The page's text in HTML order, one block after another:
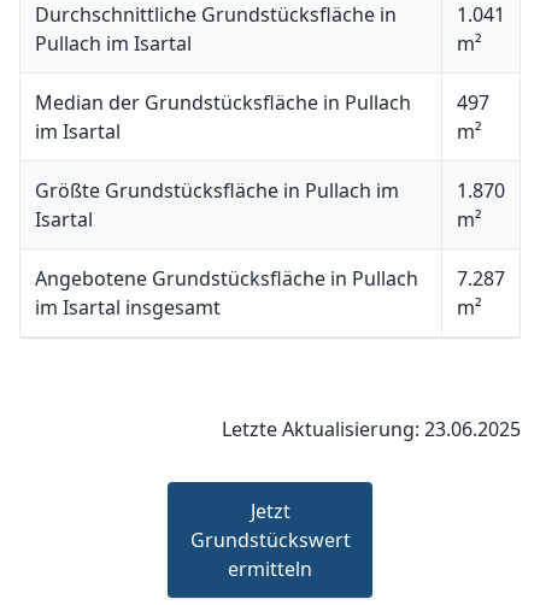
Durchschnittliche Grundstücksfläche in
Pullach im Isartal
1.041
m²
Median der Grundstücksfläche in Pullach
im Isartal
497
m²
Größte Grundstücksfläche in Pullach im
Isartal
1.870
m²
Angebotene Grundstücksfläche in Pullach
im Isartal insgesamt
7.287
m²
Letzte Aktualisierung: 23.06.2025
Jetzt
Grundstückswert
ermitteln